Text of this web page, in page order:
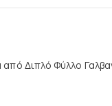
Διπλό Φύλλο